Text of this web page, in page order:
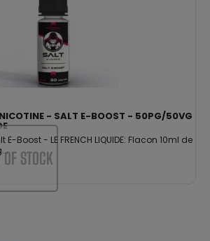
NICOTINE - SALT E-BOOST - 50PG/50VG
Boost - LE FRENCH LIQUIDE: Flacon 10ml de
OF STOCK